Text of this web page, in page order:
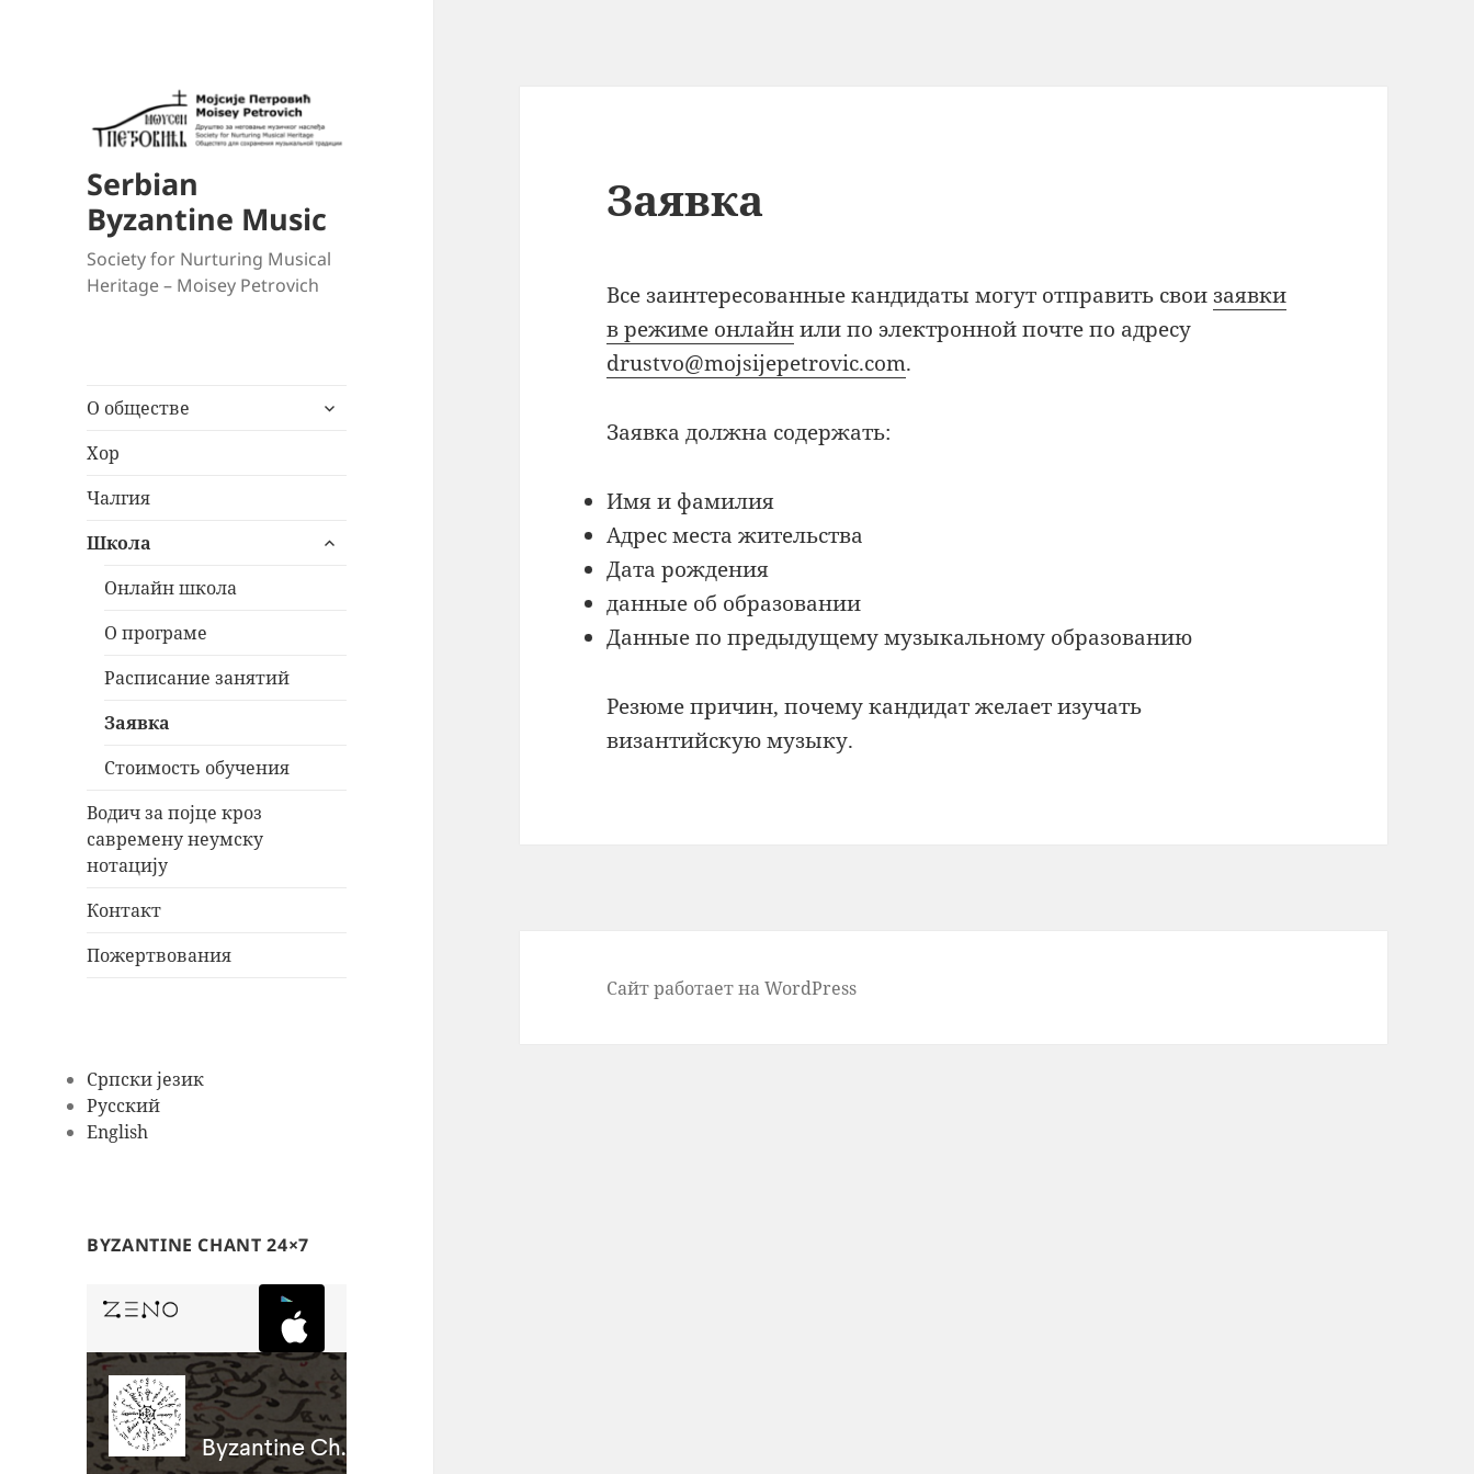
Serbian
Byzantine Music
Society for Nurturing Musical
Heritage – Moisey Petrovich
О обществе
раскрыть
Хор
Чалгия
Школа
раскрыть
Онлайн школа
О програме
Расписание занятий
Заявка
Стоимость обучения
Водич за појце кроз
савремену неумску
нотацију
Контакт
Пожертвования
Српски језик
Русский
English
BYZANTINE CHANT 24×7
Заявка
Все заинтересованные кандидаты могут отправить своизаявки
в режиме онлайнили по электронной почте по адресу
drustvo@mojsijepetrovic.com.
Заявка должна содержать:
Имя и фамилия
Адрес места жительства
Дата рождения
данные об образовании
Данные по предыдущему музыкальному образованию
Резюме причин, почему кандидат желает изучать
византийскую музыку.
Сайт работает на WordPress